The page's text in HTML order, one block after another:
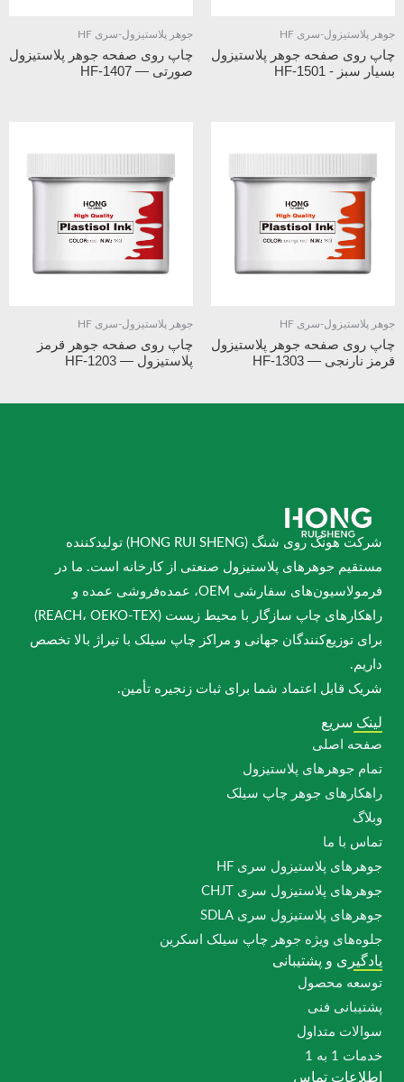
جوهر پلاستیزول-سری HF
چاپ روی صفحه جوهر پلاستیزول
بسیار سبز - HF-1501
جوهر پلاستیزول-سری HF
چاپ روی صفحه جوهر پلاستیزول
صورتی — HF-1407
جوهر پلاستیزول-سری HF
چاپ روی صفحه جوهر پلاستیزول
قرمز نارنجی — HF-1303
جوهر پلاستیزول-سری HF
چاپ روی صفحه جوهر قرمز
پلاستیزول — HF-1203
شرکت هونگ روی شنگ (HONG RUI SHENG) تولیدکننده
مستقیم جوهرهای پلاستیزول صنعتی از کارخانه است. ما در
فرمولاسیون‌های سفارشی OEM، عمده‌فروشی عمده و
راهکارهای چاپ سازگار با محیط زیست (REACH، OEKO-TEX)
برای توزیع‌کنندگان جهانی و مراکز چاپ سیلک با تیراژ بالا تخصص
داریم.
شریک قابل اعتماد شما برای ثبات زنجیره تأمین.
لینک سریع
صفحه اصلی
تمام جوهرهای پلاستیزول
راهکارهای جوهر چاپ سیلک
وبلاگ
تماس با ما
جوهرهای پلاستیزول سری HF
جوهرهای پلاستیزول سری CHJT
جوهرهای پلاستیزول سری SDLA
جلوه‌های ویژه جوهر چاپ سیلک اسکرین
یادگیری و پشتیبانی
توسعه محصول
پشتیبانی فنی
سوالات متداول
خدمات 1 به 1
اطلاعات تماس